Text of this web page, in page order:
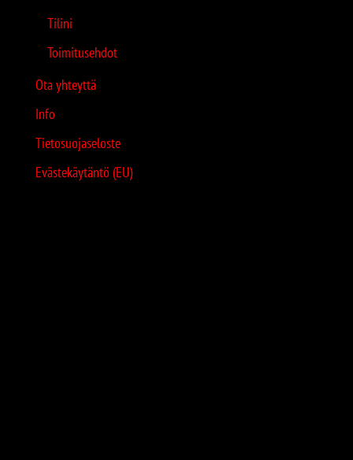
Tilini
Toimitusehdot
Ota yhteyttä
Info
Tietosuojaseloste
Evästekäytäntö (EU)